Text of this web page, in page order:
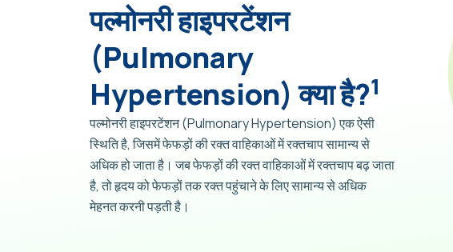
पल्मोनरी हाइपरटेंशन
(Pulmonary
Hypertension) क्या है?1
पल्मोनरी हाइपरटेंशन (Pulmonary Hypertension) एक ऐसी
स्थिति है, जिसमें फेफड़ों की रक्त वाहिकाओं में रक्तचाप सामान्य से
अधिक हो जाता है। जब फेफड़ों की रक्त वाहिकाओं में रक्तचाप बढ़ जाता
है, तो हृदय को फेफड़ों तक रक्त पहुंचाने के लिए सामान्य से अधिक
मेहनत करनी पड़ती है।